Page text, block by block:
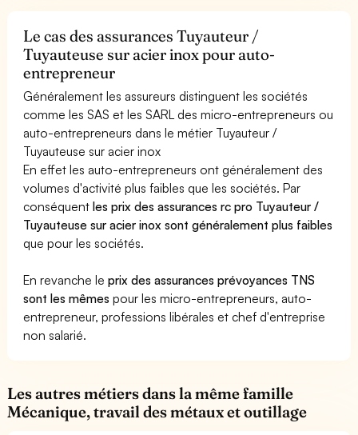
Le cas des assurances Tuyauteur /
Tuyauteuse sur acier inox pour auto-
entrepreneur
Généralement les assureurs distinguent les sociétés
comme les SAS et les SARL des micro-entrepreneurs ou
auto-entrepreneurs dans le métier Tuyauteur /
Tuyauteuse sur acier inox
En effet les auto-entrepreneurs ont généralement des
volumes d'activité plus faibles que les sociétés. Par
conséquentles prix des assurances rc pro Tuyauteur /
Tuyauteuse sur acier inox sont généralement plus faibles
que pour les sociétés.
En revanche leprix des assurances prévoyances TNS
sont les mêmes pour les micro-entrepreneurs, auto-
entrepreneur, professions libérales et chef d'entreprise
non salarié.
Les autres métiers dans la même famille
Mécanique, travail des métaux et outillage